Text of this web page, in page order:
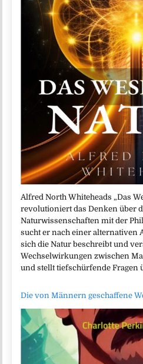
Alfred North Whiteheads „Das
revolutioniert das Denken über
Naturwissenschaften mit der
sucht er nach einer alternativen
sich die Natur beschreibt und
Wechselwirkungen zwischen
und stellt tiefschürfende Fragen
Die von Männern geschaffene